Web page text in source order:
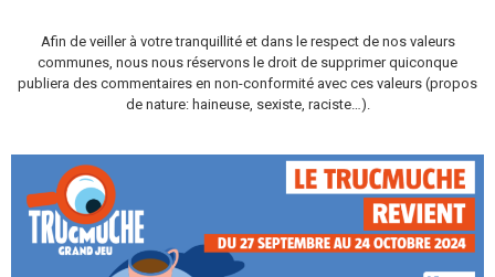
Afin de veiller à votre tranquillité et dans le respect de nos valeurs
communes, nous nous réservons le droit de supprimer quiconque
publiera des commentaires en non-conformité avec ces valeurs (propos
de nature: haineuse, sexiste, raciste…).